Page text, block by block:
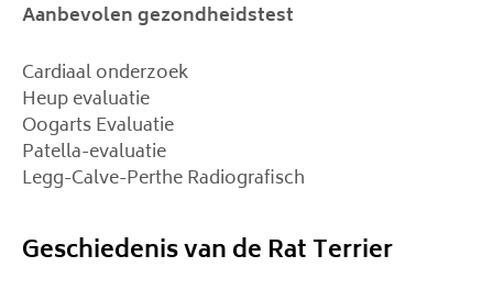
Aanbevolen gezondheidstest
Cardiaal onderzoek
Heup evaluatie
Oogarts Evaluatie
Patella-evaluatie
Legg-Calve-Perthe Radiografisch
Geschiedenis van de Rat Terrier